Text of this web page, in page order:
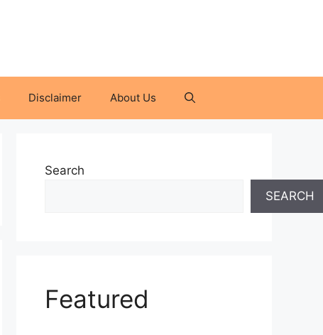
Disclaimer About Us
Search
SEARCH
Featured